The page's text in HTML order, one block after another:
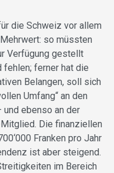
die Schweiz vor allem
so müssten
Verfügung gestellt
fehlen; ferner hat die
Belangen, soll sich
Umfang“ an den
ebenso an der
Die finanziellen
Franken pro Jahr
ist aber steigend.
im Bereich